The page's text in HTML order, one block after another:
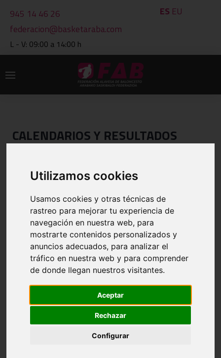
Utilizamos cookies
Usamos cookies y otras técnicas de
rastreo para mejorar tu experiencia de
navegación en nuestra web, para
mostrarte contenidos personalizados y
anuncios adecuados, para analizar el
tráfico en nuestra web y para comprender
de donde llegan nuestros visitantes.
Aceptar
Rechazar
Configurar
945 14 46 26
federacion@basketaraba.com
L - V: 09:00 a 14:00 h
ES EU
CALENDARIOS Y RESULTADOS
GRUPO: 1202 JUN.FEM.2ª-GRUPO B
NOMBRE:DESCANSA
CLUB: DESCANSA
POBLACIÓN:
CAMPO:
EQUIPAJE: